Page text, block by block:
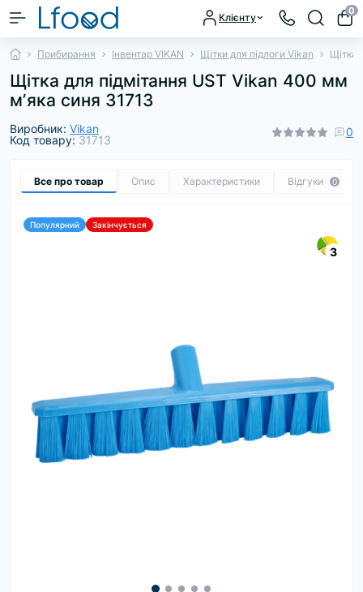
Клієнту
0
Прибирання Інвентар VIKAN Щітки для підлоги Vikan Щітка
Щітка для підмітання UST Vikan 400 мм
мʼяка синя 31713
Виробник: Vikan
Код товару: 31713
0
Все про товар Опис Характеристики Відгуки 0
Популярний Закінчується
3